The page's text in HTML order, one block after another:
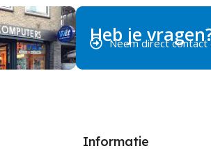
Heb je
Neem direct contact
Informatie